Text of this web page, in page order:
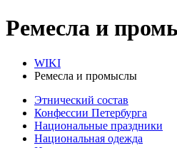
Ремесла и
WIKI
Ремесла и промыслы
Этнический состав
Конфессии Петербурга
Национальные праздники
Национальная одежда